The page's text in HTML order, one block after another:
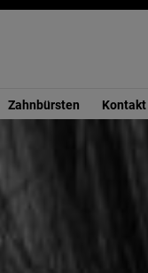
Zahnbürsten Kontakt